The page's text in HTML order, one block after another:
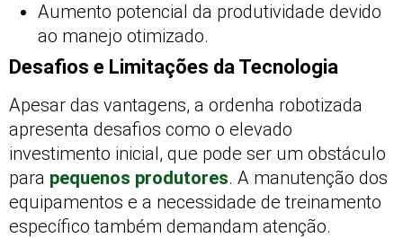
Aumento potencial da produtividade devido
ao manejo otimizado.
Desafios e Limitações da Tecnologia
Apesar das vantagens, a ordenha robotizada
apresenta desafios como o elevado
investimento inicial, que pode ser um obstáculo
para pequenos produtores. A manutenção dos
equipamentos e a necessidade de treinamento
específico também demandam atenção.